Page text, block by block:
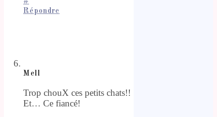
Répondre
Mell
Trop chouX ces petits chats!!
Et… Ce fiancé!